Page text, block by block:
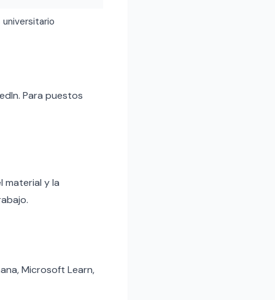
universitario
Para puestos
material y la
Microsoft Learn,